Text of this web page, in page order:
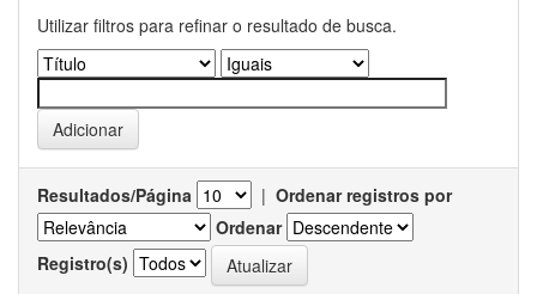
Utilizar filtros para refinar o resultado de busca.
Resultados/Página | Ordenar registros por
Ordenar
Registro(s)